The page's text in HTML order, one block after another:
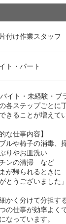
付け作業スタッフ
ト・パート
イト・未経験・ブ
各ステップごとに
きることが増えて
な仕事内容】
ルや椅子の消毒、
りやお皿洗い
チンの清掃 など
が帰られるときに
がとうございまし
かく分けて分担す
の仕事が効率よく
なっています。